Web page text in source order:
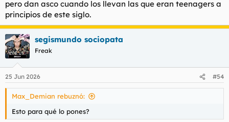
pero dan asco cuando los llevan las que eran teenagers a
principios de este siglo.
segismundo sociopata
Freak
25 Jun 2026 #54
Max_Demian rebuznó:
Esto para qué lo pones?